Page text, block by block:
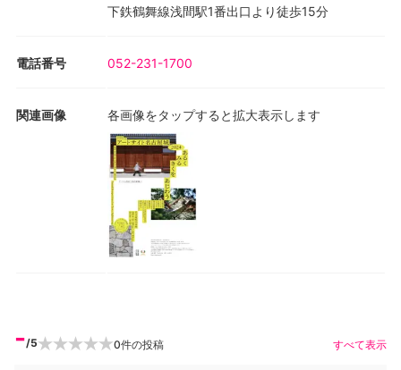
下鉄鶴舞線浅間駅1番出口より徒歩15分
電話番号 052-231-1700
関連画像 各画像をタップすると拡大表示します
-/5 0件の投稿 すべて表示